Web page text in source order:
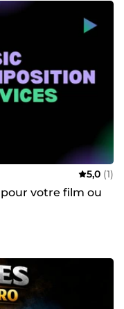
5,0 (1)
votre film ou